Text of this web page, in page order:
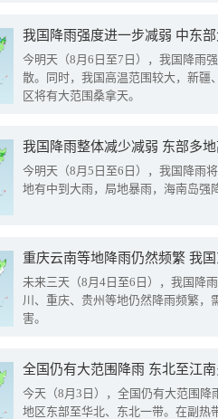
今明天（8月6日至7日），我国降雨
散。同时，我国高温范围较大，新疆
区将有大范围桑拿天。
我国降雨整体减少减弱 东部多
今明天（8月5日至6日），我国降雨
地有中到大雨，局地暴雨，海南岛强
重庆云南等地降雨仍然频繁 我
未来三天（8月4日至6日），我国降
川、重庆、贵州等地仍然降雨频繁，
害。
全国仍有大范围降雨 东北至江
今天（8月3日），全国仍有大范围
地区东部至华北、东北一带。在副热